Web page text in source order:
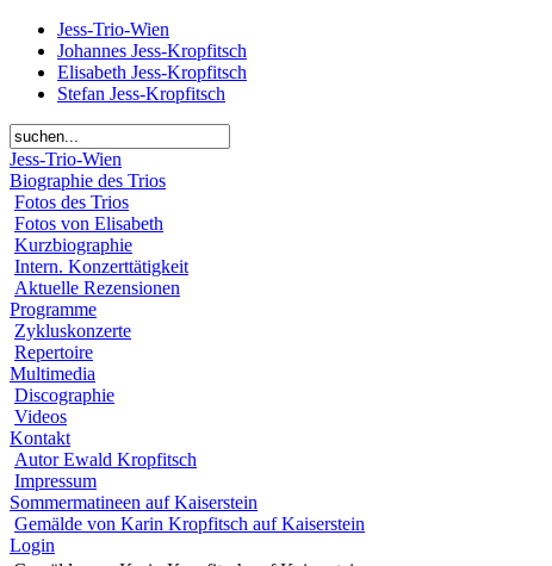
Jess-Trio-Wien
Johannes Jess-Kropfitsch
Elisabeth Jess-Kropfitsch
Stefan Jess-Kropfitsch
Jess-Trio-Wien
Biographie des Trios
Fotos des Trios
Fotos von Elisabeth
Kurzbiographie
Intern. Konzerttätigkeit
Aktuelle Rezensionen
Programme
Zykluskonzerte
Repertoire
Multimedia
Discographie
Videos
Kontakt
Autor Ewald Kropfitsch
Impressum
Sommermatineen auf Kaiserstein
Gemälde von Karin Kropfitsch auf Kaiserstein
Login